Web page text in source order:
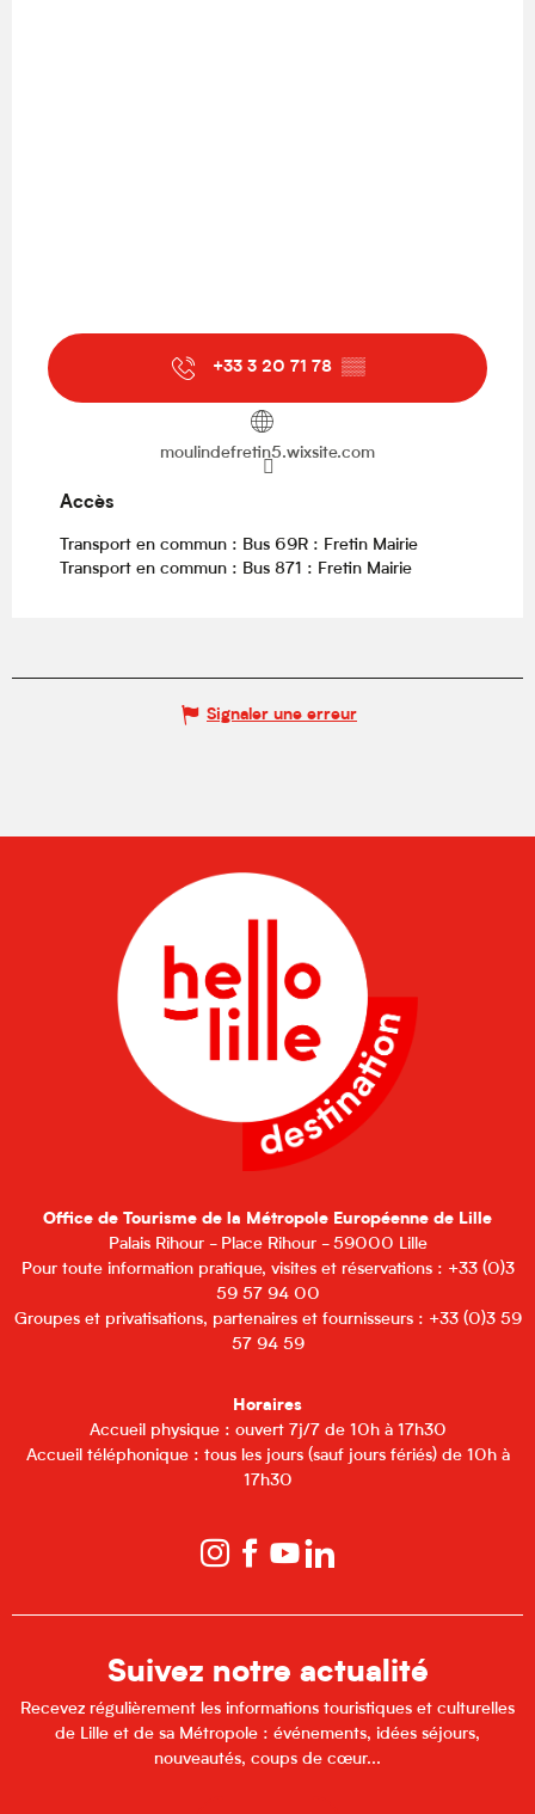
+33 3 20 71 78 ▒▒
moulindefretin5.wixsite.com
Accès
Accès
Transport en commun : Bus 69R : Fretin Mairie
Transport en commun : Bus 871 : Fretin Mairie
Signaler une erreur
Office de Tourisme de la Métropole Européenne de Lille
Palais Rihour - Place Rihour - 59000 Lille
Pour toute information pratique, visites et réservations : +33 (0)3
59 57 94 00
Groupes et privatisations, partenaires et fournisseurs : +33 (0)3 59
57 94 59
Horaires
Accueil physique : ouvert 7j/7 de 10h à 17h30
Accueil téléphonique : tous les jours (sauf jours fériés) de 10h à
17h30
Suivez notre actualité
Recevez régulièrement les informations touristiques et culturelles
de Lille et de sa Métropole : événements, idées séjours,
nouveautés, coups de cœur...